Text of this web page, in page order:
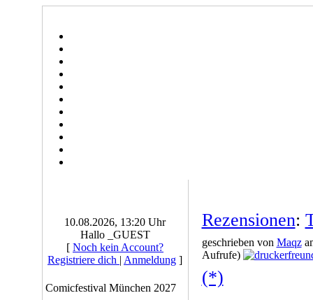
10.08.2026, 13:20 Uhr
Hallo _GUEST
[ Noch kein Account?
Registriere dich | Anmeldung ]
Comicfestival München 2027
Rezensionen:
geschrieben von Maqz
Aufrufe)
(*)